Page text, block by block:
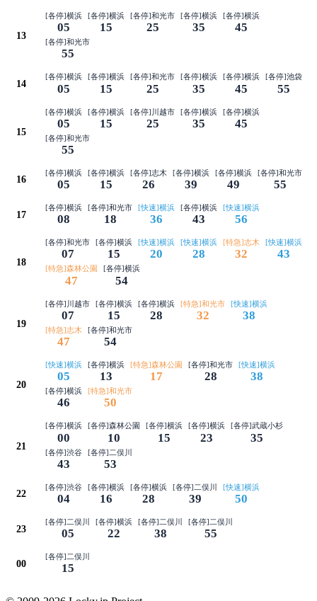
13
[各停]横浜
05
[各停]横浜
15
[各停]和光市
25
[各停]横浜
35
[各停]横浜
45
[各停]和光市
55
14
[各停]横浜
05
[各停]横浜
15
[各停]和光市
25
[各停]横浜
35
[各停]横浜
45
[各停]池袋
55
15
[各停]横浜
05
[各停]横浜
15
[各停]川越市
25
[各停]横浜
35
[各停]横浜
45
[各停]和光市
55
16
[各停]横浜
05
[各停]横浜
15
[各停]志木
26
[各停]横浜
39
[各停]横浜
49
[各停]和光市
55
17
[各停]横浜
08
[各停]和光市
18
[快速]横浜
36
[各停]横浜
43
[快速]横浜
56
18
[各停]和光市
07
[各停]横浜
15
[快速]横浜
20
[快速]横浜
28
[特急]志木
32
[快速]横浜
43
[特急]森林公園
47
[各停]横浜
54
19
[各停]川越市
07
[各停]横浜
15
[各停]横浜
28
[特急]和光市
32
[快速]横浜
38
[特急]志木
47
[各停]和光市
54
20
[快速]横浜
05
[各停]横浜
13
[特急]森林公園
17
[各停]和光市
28
[快速]横浜
38
[各停]横浜
46
[特急]和光市
50
21
[各停]横浜
00
[各停]森林公園
10
[各停]横浜
15
[各停]横浜
23
[各停]武蔵小杉
35
[各停]渋谷
43
[各停]二俣川
53
22
[各停]渋谷
04
[各停]横浜
16
[各停]横浜
28
[各停]二俣川
39
[快速]横浜
50
23
[各停]二俣川
05
[各停]横浜
22
[各停]二俣川
38
[各停]二俣川
55
00
[各停]二俣川
15